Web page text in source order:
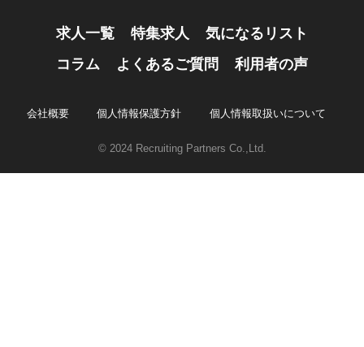
求人一覧 特集求人
気になるリスト
コラム
よくあるご質問 利用者の声
会社概要 個人情報保護方針 個人情報取扱いについて
© 2024 Recruiting Partners Co.,Ltd.